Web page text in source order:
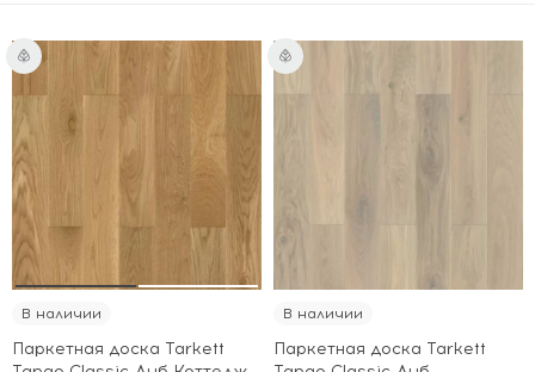
В наличии
Паркетная доска Tarkett
В наличии
Паркетная доска Tarkett